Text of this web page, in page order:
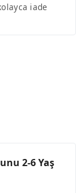
iade
2-6 Yaş